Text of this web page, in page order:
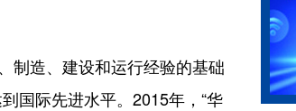
造、建设和运行经验的基础
国际先进水平。2015年，“华